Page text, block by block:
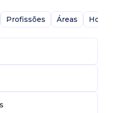
Profissões Áreas Home-